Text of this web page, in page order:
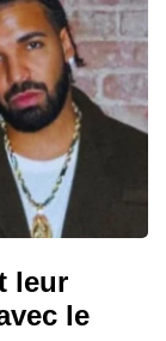
leur
le